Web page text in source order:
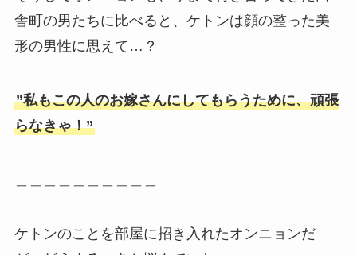
舎町の男たちに比べると、ケトンは顔の整った美
形の男性に思えて…？
”私もこの人のお嫁さんにしてもらうために、頑張
らなきゃ！”
ケトンのことを部屋に招き入れたオンニョンだ